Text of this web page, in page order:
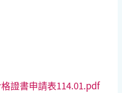
證書申請表114.01.pdf